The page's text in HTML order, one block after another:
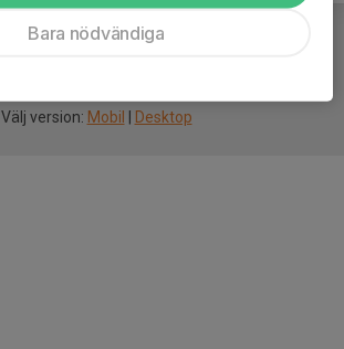
Välj version: Mobil Desktop
Bara nödvändiga